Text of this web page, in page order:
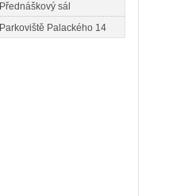
Přednáškový sál
Parkoviště Palackého 14